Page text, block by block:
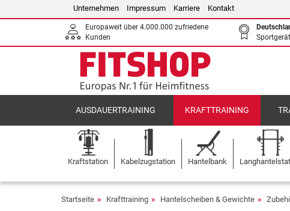
Unternehmen Impressum Karriere Kontakt
Europaweit über 4.000.000 zufriedene
Kunden
AUSDAUERTRAINING KRAFTTRAINING
Kraftstation Kabelzugstation Hantelbank
Startseite Krafttraining Hantelscheiben & Gewichte